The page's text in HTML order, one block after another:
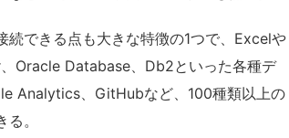
できる点も大きな特徴の1つで、Excelや
Oracle Database、Db2といった各種デ
Analytics、GitHubなど、100種類以上の
。